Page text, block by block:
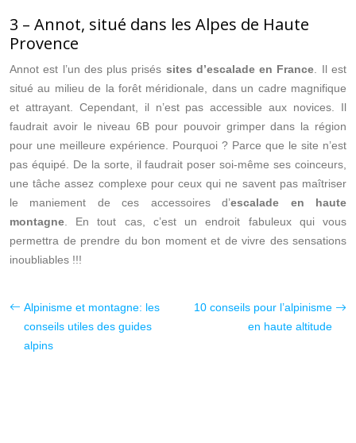
3 – Annot, situé dans les Alpes de Haute
Provence
Annot est l’un des plus prisés sites d’escalade en France . Il est
situé au milieu de la forêt méridionale, dans un cadre magnifique
et attrayant. Cependant, il n’est pas accessible aux novices. Il
faudrait avoir le niveau 6B pour pouvoir grimper dans la région
pour une meilleure expérience. Pourquoi ? Parce que le site n’est
pas équipé. De la sorte, il faudrait poser soi-même ses coinceurs,
une tâche assez complexe pour ceux qui ne savent pas maîtriser
le maniement de ces accessoires d’escalade en haute
montagne . En tout cas, c’est un endroit fabuleux qui vous
permettra de prendre du bon moment et de vivre des sensations
inoubliables !!!
Alpinisme et montagne: les
conseils utiles des guides
alpins
10 conseils pour l’alpinisme
en haute altitude